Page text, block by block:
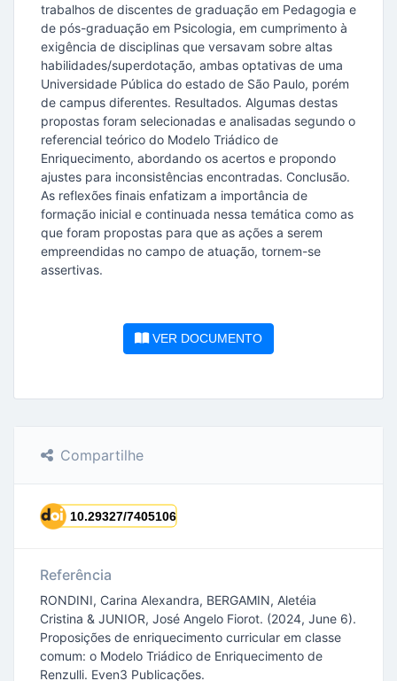
trabalhos de discentes de graduação em Pedagogia e
de pós-graduação em Psicologia, em cumprimento à
exigência de disciplinas que versavam sobre altas
habilidades/superdotação, ambas optativas de uma
Universidade Pública do estado de São Paulo, porém
de campus diferentes. Resultados. Algumas destas
propostas foram selecionadas e analisadas segundo o
referencial teórico do Modelo Triádico de
Enriquecimento, abordando os acertos e propondo
ajustes para inconsistências encontradas. Conclusão.
As reflexões finais enfatizam a importância de
formação inicial e continuada nessa temática como as
que foram propostas para que as ações a serem
empreendidas no campo de atuação, tornem-se
assertivas.
VER DOCUMENTO
Compartilhe
Referência
RONDINI, Carina Alexandra, BERGAMIN, Aletéia
Cristina & JUNIOR, José Angelo Fiorot. (2024, June 6).
Proposições de enriquecimento curricular em classe
comum: o Modelo Triádico de Enriquecimento de
Renzulli. Even3 Publicações.